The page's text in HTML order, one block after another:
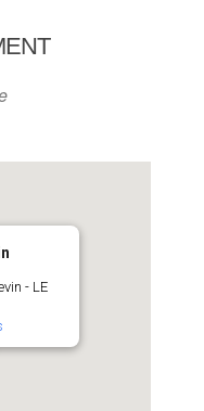
- LE